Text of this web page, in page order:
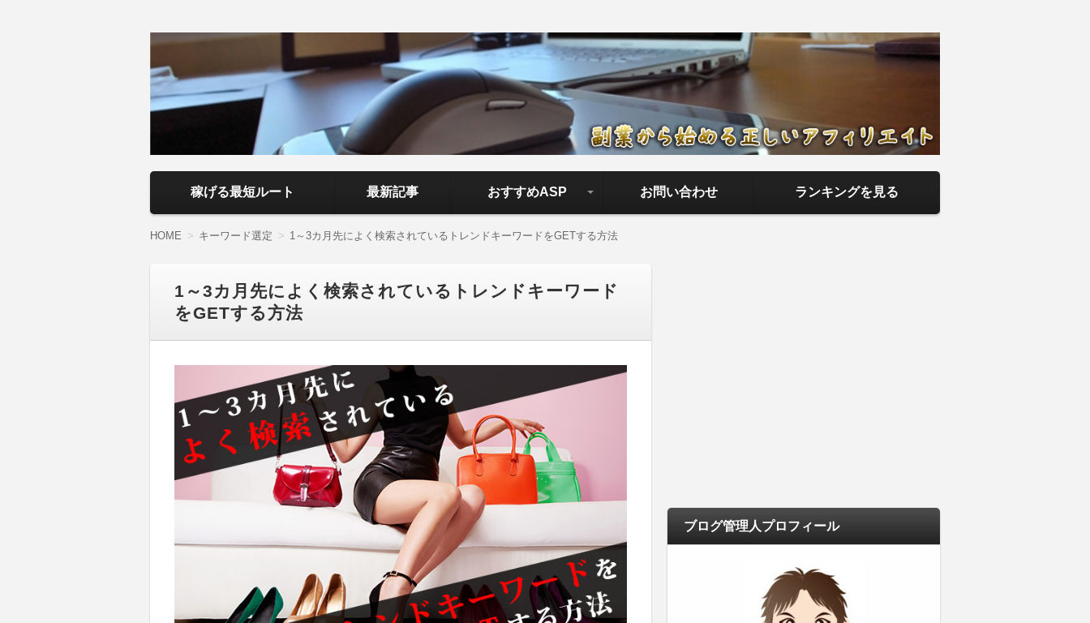
アフィリエイトロード【副業から始める正しいアフィリエイ
ト】
いるので、パソコン初心者でも分かりやすく解説しているので大丈夫＾＾
コンテンツへ移動
稼げる最短ルート 最新記事 おすすめASP
成功報酬型
クリック型広告
お問い合わせ ランキングを見る
HOME キーワード選定 1～3カ月先によく検索されているトレンドキーワードをGETする方法
1～3カ月先によく検索されているトレンドキーワード
をGETする方法
ブログ管理人プロフィール